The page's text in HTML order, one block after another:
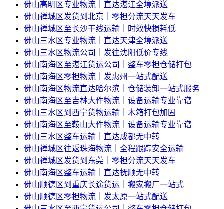
佛山高明区专业物流｜直达湛江全境派送
佛山禅城区发货到北京｜零担分流天天发车
佛山禅城区至长沙干线运输｜时效快损耗低
佛山三水区专业物流｜直达天津全境派送
佛山三水区物流公司｜发往沈阳低价专线
佛山南海区至湛江货运公司｜整车零担仓储打包
佛山南海区零担物流｜发惠州一站式配送
佛山南海区物流直达哈尔滨｜仓储装卸一站式服务
佛山南海区至吉林大件物流｜设备运输专业靠谱
佛山三水区到西宁货物运输｜木箱打包加固
佛山南海区至鞍山大件物流｜设备运输专业靠谱
佛山三水区整车运输｜直达成都无中转
佛山禅城区往返珠海物流｜全程跟踪安全运输
佛山禅城区发货到东莞｜零担分流天天发车
佛山南海区整车运输｜直达抚顺无中转
佛山顺德区到重庆长途货运｜搬家搬厂一站式
佛山顺德区零担物流｜发太原一站式配送